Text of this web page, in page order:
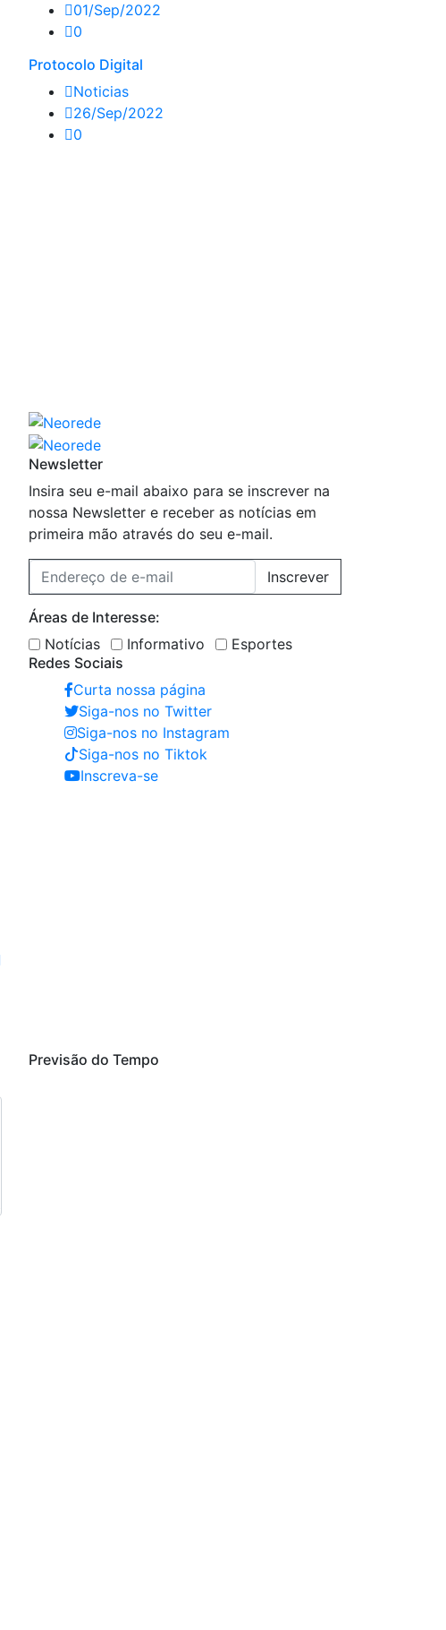
01/Sep/2022
0
Protocolo Digital
Noticias
26/Sep/2022
0
Newsletter
Insira seu e-mail abaixo para se inscrever na
nossa Newsletter e receber as notícias em
primeira mão através do seu e-mail.
Inscrever
Áreas de Interesse:
Notícias
Informativo
Esportes
Redes Sociais
Curta nossa página
Siga-nos no Twitter
Siga-nos no Instagram
Siga-nos no Tiktok
Inscreva-se
Previsão do Tempo